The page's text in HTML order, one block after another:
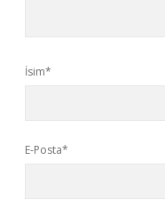
İsim*
E-Posta*